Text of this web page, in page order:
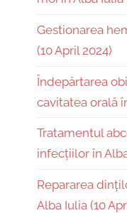
Gestionarea
(10 April 2024)
Îndepărtarea
cavitatea orală
Tratamentul
infecțiilor în
Repararea
Alba Iulia (10